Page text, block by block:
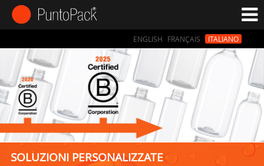
ENGLISH FRANÇAIS ITALIANO
SOLUZIONI PERSONALIZZATE